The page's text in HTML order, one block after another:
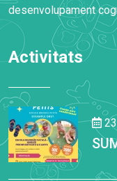
desenvolupament
Activitats
23